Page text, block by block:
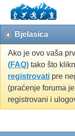
Bjelasica
Ako je ovo vaša
(FAQ) tako što
registrovati pre
(praćenje foruma
registrovani i